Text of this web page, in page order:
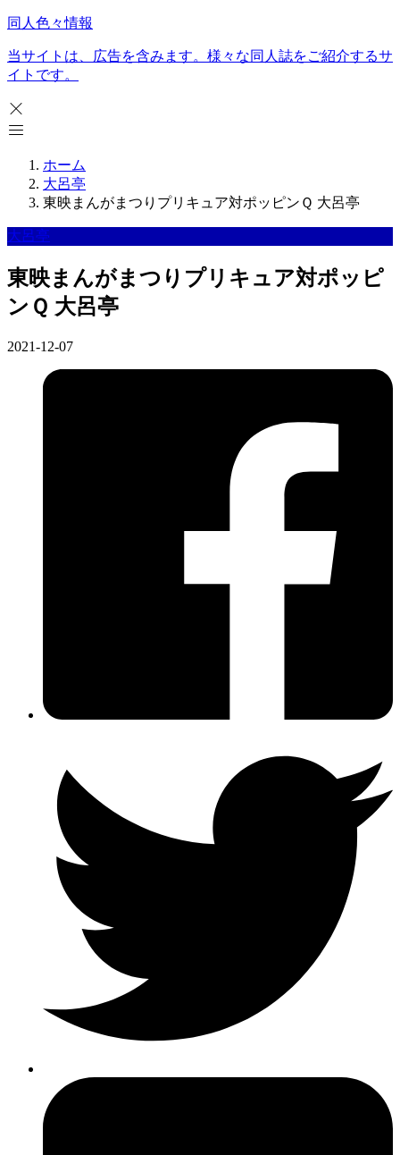
同人色々情報
当サイトは、広告を含みます。様々な同人誌をご紹介するサ
イトです。
ホーム
大呂亭
東映まんがまつりプリキュア対ポッピンＱ 大呂亭
大呂亭
東映まんがまつりプリキュア対ポッピ
ンＱ 大呂亭
2021-12-07